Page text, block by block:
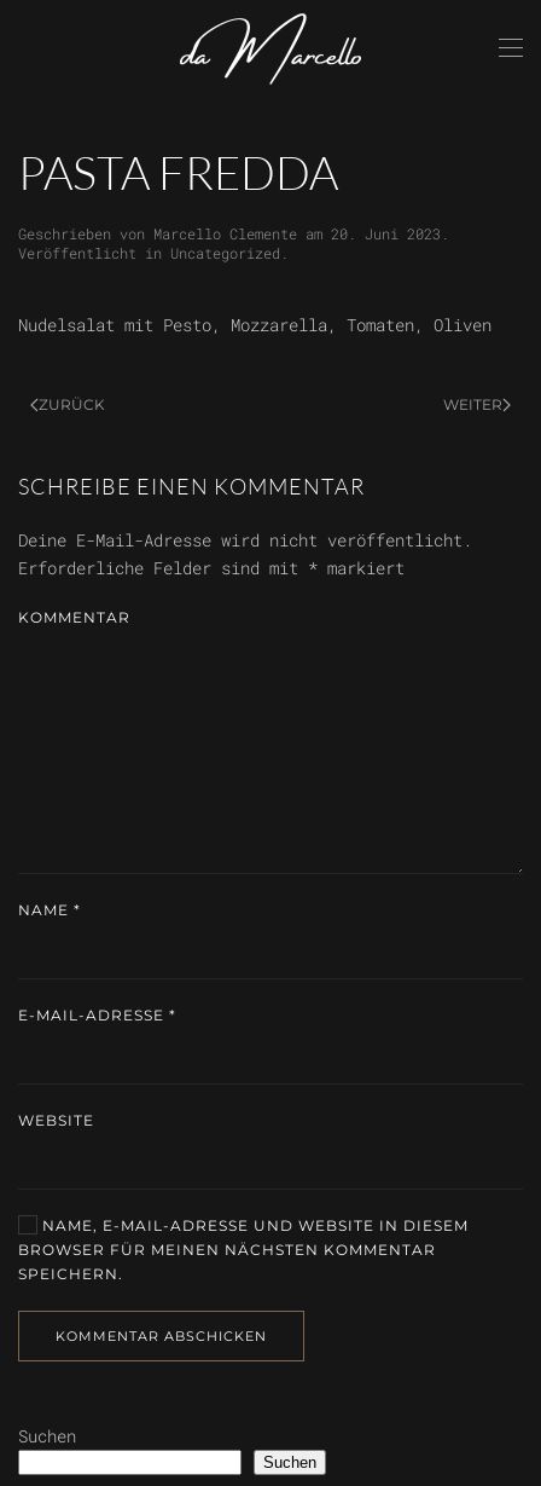
Skip to main content
PASTA FREDDA
Geschrieben von Marcello Clemente am 20. Juni 2023
Veröffentlicht in Uncategorized
Nudelsalat mit Pesto, Mozzarella, Tomaten, Oliven
ZURÜCK WEITER
SCHREIBE EINEN KOMMENTAR
Deine E-Mail-Adresse wird nicht veröffentlicht.
Erforderliche Felder sind mit * markiert
KOMMENTAR
NAME *
E-MAIL-ADRESSE *
WEBSITE
NAME, E-MAIL-ADRESSE UND WEBSITE IN DIESEM
BROWSER FÜR MEINEN NÄCHSTEN KOMMENTAR
SPEICHERN.
KOMMENTAR ABSCHICKEN
Suchen
Suchen